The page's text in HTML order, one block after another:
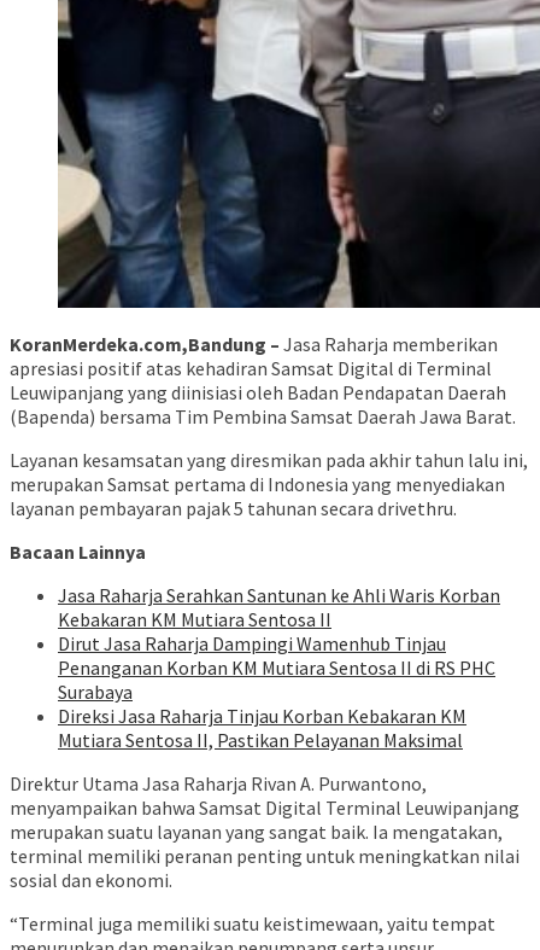
KoranMerdeka.com,Bandung – Jasa Raharja memberikan
apresiasi positif atas kehadiran Samsat Digital di Terminal
Leuwipanjang yang diinisiasi oleh Badan Pendapatan Daerah
(Bapenda) bersama Tim Pembina Samsat Daerah Jawa Barat.
Layanan kesamsatan yang diresmikan pada akhir tahun lalu ini,
merupakan Samsat pertama di Indonesia yang menyediakan
layanan pembayaran pajak 5 tahunan secara drivethru.
Bacaan Lainnya
Jasa Raharja Serahkan Santunan ke Ahli Waris Korban
Kebakaran KM Mutiara Sentosa II
Dirut Jasa Raharja Dampingi Wamenhub Tinjau
Penanganan Korban KM Mutiara Sentosa II di RS PHC
Surabaya
Direksi Jasa Raharja Tinjau Korban Kebakaran KM
Mutiara Sentosa II, Pastikan Pelayanan Maksimal
Direktur Utama Jasa Raharja Rivan A. Purwantono,
menyampaikan bahwa Samsat Digital Terminal Leuwipanjang
merupakan suatu layanan yang sangat baik. Ia mengatakan,
terminal memiliki peranan penting untuk meningkatkan nilai
sosial dan ekonomi.
“Terminal juga memiliki suatu keistimewaan, yaitu tempat